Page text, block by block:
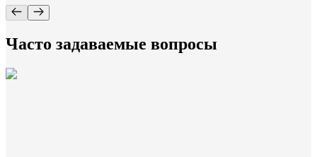
Часто задаваемые вопросы